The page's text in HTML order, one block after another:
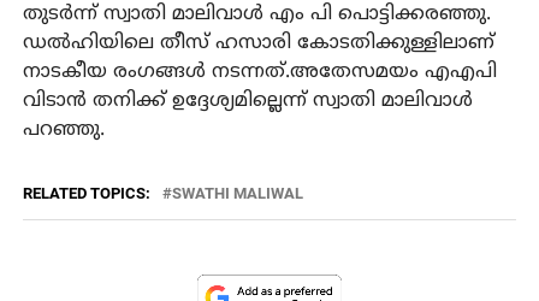
തുടര്‍ന്ന് സ്വാതി മാലിവാള്‍ എം പി പൊട്ടിക്കരഞ്ഞു.
ഡല്‍ഹിയിലെ തീസ് ഹസാരി കോടതിക്കുള്ളിലാണ്
നാടകീയ രംഗങ്ങള്‍ നടന്നത്.അതേസമയം എഎപി
വിടാന്‍ തനിക്ക് ഉദ്ദേശ്യമില്ലെന്ന് സ്വാതി മാലിവാള്‍
പറഞ്ഞു.
RELATED TOPICS: SWATHI MALIWAL